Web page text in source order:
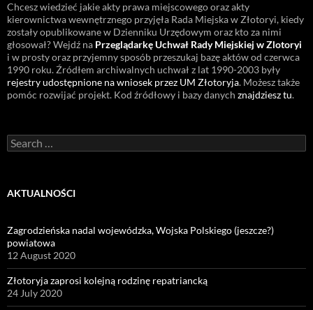
Chcesz wiedzieć jakie akty prawa miejscowego oraz akty
kierownictwa wewnętrznego przyjęła Rada Miejska w Złotoryi, kiedy
zostały opublikowane w Dzienniku Urzędowym oraz kto za nimi
głosował? Wejdź na Przeglądarkę Uchwał Rady Miejskiej w Zlotoryi
i w prosty oraz przyjemny sposób przeszukaj bazę aktów od czerwca
1990 roku. Źródłem archiwalnych uchwał z lat 1990-2003 były
rejestry udostępnione na wniosek przez UM Złotoryja. Możesz także
pomóc rozwijać projekt. Kod źródłowy i bazy danych znajdziesz tu.
Search
for:
AKTUALNOŚCI
Zagrodzieńska nadal wojewódzka, Wojska Polskiego (jeszcze?)
powiatowa
12 August 2020
Złotoryja zaprosi kolejną rodzinę repatriancką
24 July 2020